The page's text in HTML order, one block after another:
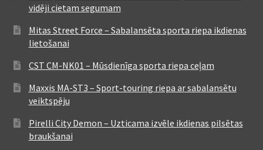
vidēji cietam segumam
Mitas Street Force – Sabalansēta sporta riepa ikdienas
lietošanai
CST CM-NK01 – Mūsdienīga sporta riepa ceļam
Maxxis MA-ST3 – Sport-touring riepa ar sabalansētu
veiktspēju
Pirelli City Demon – Uzticama izvēle ikdienas pilsētas
braukšanai